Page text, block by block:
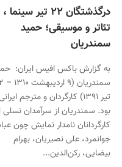
درگذشتگان ۲۲ تیر سینما ،
تئاتر و موسیقی؛ حمید
سمندریان
به گزارش باکس افیس ایران:
تیر ۱۳۹۱) کارگردان و مترجم
بود. سمندریان از سرآمدان نسلی
کارگردانان نامدار نمایش چون
جوانمرد، علی نصیریان، بهرام
بیضایی، رکن‌الدین...